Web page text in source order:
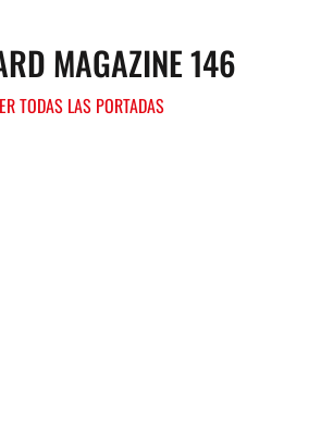
MAGAZINE 146
TODAS LAS PORTADAS